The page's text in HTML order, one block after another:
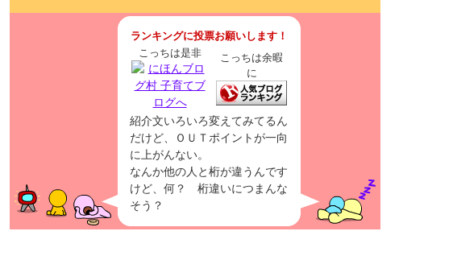
ランキングに投票お願いします！
こっちは是非
こっちは余暇
に
紹介文いろいろ変えてみてるん
だけど、ＯＵＴポイントが一向
に上がんない。
なんか他の人と桁が違うんです
けど、何？ 桁違いにつまんな
そう？